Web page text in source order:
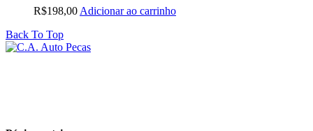
R$198,00 Adicionar ao carrinho
Back To Top